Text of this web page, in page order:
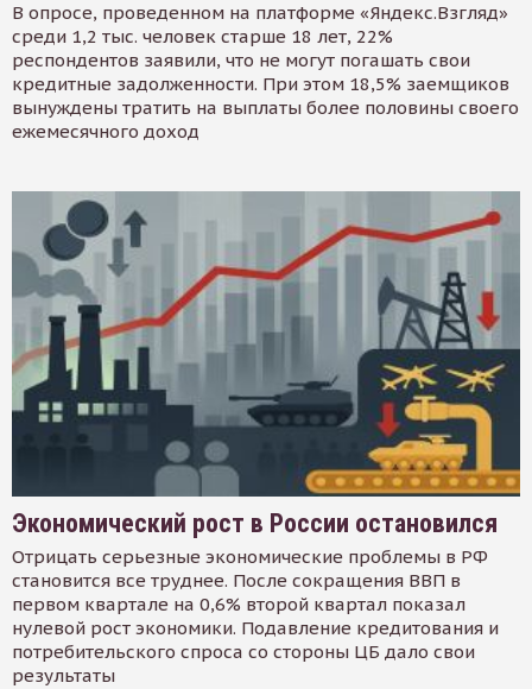
В опросе, проведенном на платформе «Яндекс.Взгляд»
среди 1,2 тыс. человек старше 18 лет, 22%
респондентов заявили, что не могут погашать свои
кредитные задолженности. При этом 18,5% заемщиков
вынуждены тратить на выплаты более половины своего
ежемесячного доход
Экономический рост в России остановился
Отрицать серьезные экономические проблемы в РФ
становится все труднее. После сокращения ВВП в
первом квартале на 0,6% второй квартал показал
нулевой рост экономики. Подавление кредитования и
потребительского спроса со стороны ЦБ дало свои
результаты